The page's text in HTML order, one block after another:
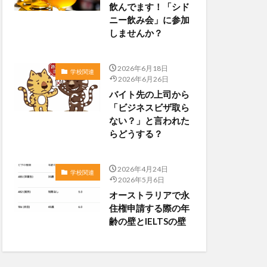
飲んでます！「シド
ニー飲み会」に参加
しませんか？
学校関連
2026年6月18日
2026年6月26日
バイト先の上司から
「ビジネスビザ取ら
ない？」と言われた
らどうする？
学校関連
2026年4月24日
2026年5月6日
オーストラリアで永
住権申請する際の年
齢の壁とIELTSの壁